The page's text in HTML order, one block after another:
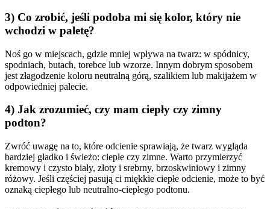
3) Co zrobić, jeśli podoba mi się kolor, który nie
wchodzi w paletę?
Noś go w miejscach, gdzie mniej wpływa na twarz: w spódnicy,
spodniach, butach, torebce lub wzorze. Innym dobrym sposobem
jest złagodzenie koloru neutralną górą, szalikiem lub makijażem w
odpowiedniej palecie.
4) Jak zrozumieć, czy mam ciepły czy zimny
podton?
Zwróć uwagę na to, które odcienie sprawiają, że twarz wygląda
bardziej gładko i świeżo: ciepłe czy zimne. Warto przymierzyć
kremowy i czysto biały, złoty i srebrny, brzoskwiniowy i zimny
różowy. Jeśli częściej pasują ci miękkie ciepłe odcienie, może to być
oznaką ciepłego lub neutralno-ciepłego podtonu.